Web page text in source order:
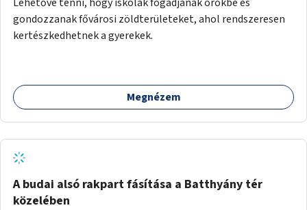
gondozzanak fővárosi zöldterületeket, ahol rendszeresen
kertészkedhetnek a gyerekek.
Megnézem
A budai alsó rakpart fásítása a Batthyány tér
közelében